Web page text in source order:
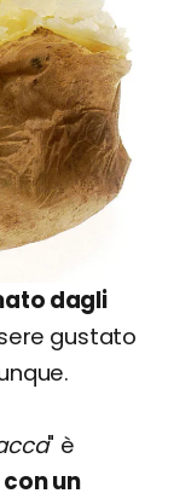
dagli
gustato
" è
un